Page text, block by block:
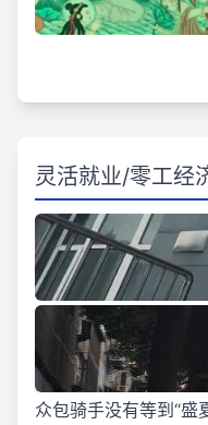
灵活就业/零工经
众包骑手没有等到“盛